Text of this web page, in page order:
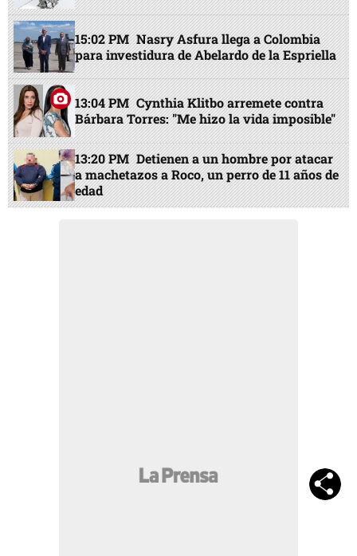
15:02 PM Nasry Asfura llega a Colombia
para investidura de Abelardo de la Espriella
13:04 PM Cynthia Klitbo arremete contra
Bárbara Torres: "Me hizo la vida imposible"
13:20 PM Detienen a un hombre por atacar
a machetazos a Roco, un perro de 11 años de
edad